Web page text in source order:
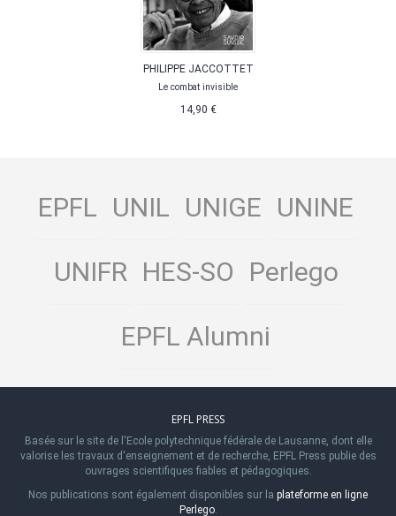
PHILIPPE JACCOTTET
Le combat invisible
14,90 €
EPFL UNIL UNIGE UNINE
UNIFR HES-SO Perlego
EPFL Alumni
EPFL PRESS
Basée sur le site de l'Ecole polytechnique fédérale de Lausanne, dont elle
valorise les travaux d'enseignement et de recherche, EPFL Press publie des
ouvrages scientifiques fiables et pédagogiques.
Nos publications sont également disponibles sur la plateforme en ligne
Perlego.